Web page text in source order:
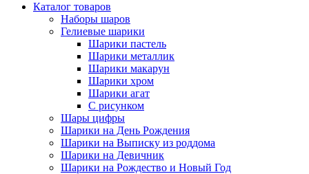
Каталог товаров
Наборы шаров
Гелиевые шарики
Шарики пастель
Шарики металлик
Шарики макарун
Шарики хром
Шарики агат
С рисунком
Шары цифры
Шарики на День Рождения
Шарики на Выписку из роддома
Шарики на Девичник
Шарики на Рождество и Новый Год